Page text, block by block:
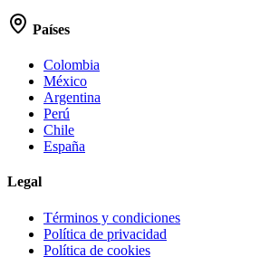
Países
Colombia
México
Argentina
Perú
Chile
España
Legal
Términos y condiciones
Política de privacidad
Política de cookies